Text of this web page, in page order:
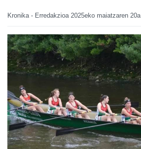
Kronika - Erredakzioa 2025eko maiatzaren 20a